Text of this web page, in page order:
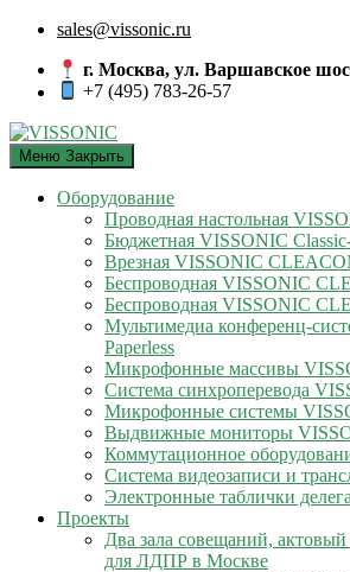
sales@vissonic.ru
г. Москва, ул. Варшавское
+7 (495) 783-26-57
Меню Закрыть
Оборудование
Проводная настольная
Бюджетная VISSONIC
Врезная VISSONIC
Беспроводная VISSONIC
Беспроводная VISSONIC
Мультимедиа конференц-
Paperless
Микрофонные массивы
Система синхроперевода
Микрофонные системы
Выдвижные мониторы
Коммутационное
Система видеозаписи и
Электронные таблички
Проекты
Два зала совещаний, актовый
для ЛДПР в Москве